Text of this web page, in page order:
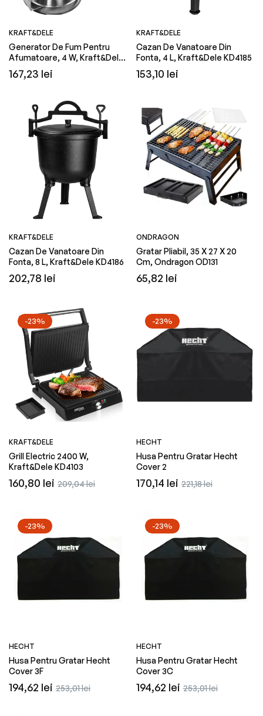
KRAFT&DELE
Generator De Fum Pentru
Afumatoare, 4 W, Kraft&Dele
KD4125
Preț
167,23 lei
KRAFT&DELE
Cazan De Vanatoare Din
Fonta, 4 L, Kraft&Dele KD4185
Preț
153,10 lei
KRAFT&DELE
Cazan De Vanatoare Din
Fonta, 8 L, Kraft&Dele KD4186
Preț
202,78 lei
ONDRAGON
Gratar Pliabil, 35 X 27 X 20
Cm, Ondragon OD131
Preț
65,82 lei
-23%
KRAFT&DELE
Grill Electric 2400 W,
Kraft&Dele KD4103
Preț
160,80 lei Preț
209,04 lei
-23%
HECHT
Husa Pentru Gratar Hecht
Cover 2
Preț
170,14 leiPreț
221,18 lei
-23%
HECHT
Husa Pentru Gratar Hecht
Cover 3F
Preț
194,62 lei Preț
253,01 lei
-23%
HECHT
Husa Pentru Gratar Hecht
Cover 3C
Preț
194,62 leiPreț
253,01 lei